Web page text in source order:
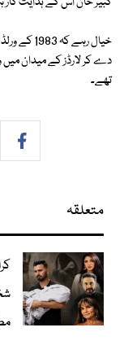
خیال
دے کر لارڈز کے میدان میں
تھے۔
متعلقہ